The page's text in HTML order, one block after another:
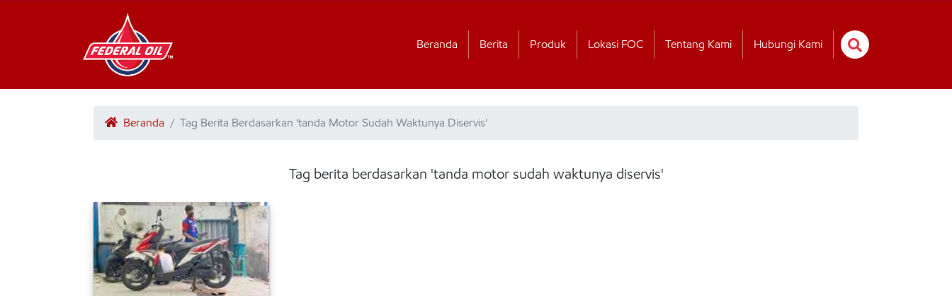
Beranda Berita Produk Lokasi FOC Tentang Kami Hubungi Kami
Beranda Tag Berita Berdasarkan 'tanda Motor Sudah Waktunya Diservis'
Tag berita berdasarkan 'tanda motor sudah waktunya diservis'